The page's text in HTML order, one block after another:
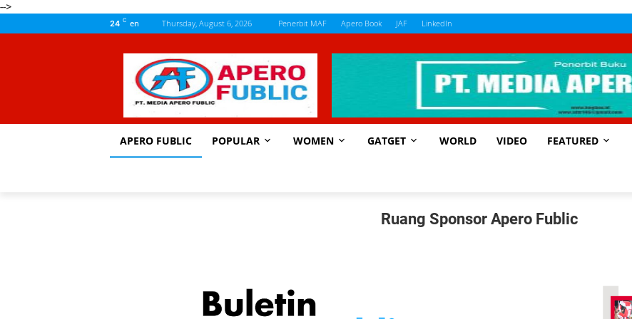
-->
24 C en Thursday, August 6, 2026 Penerbit MAF Apero Book JAF LinkedIn
APERO FUBLIC POPULAR
WOMEN
GATGET WORLD VIDEO FEATURED
Ruang Sponsor Apero Fublic